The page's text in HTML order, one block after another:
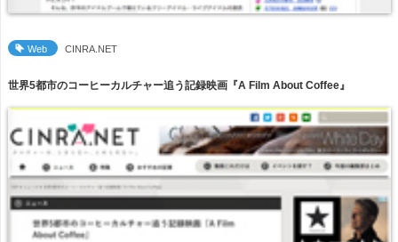
Web CINRA.NET
世界5都市のコーヒーカルチャー追う記録映画『A Film About Coffee』